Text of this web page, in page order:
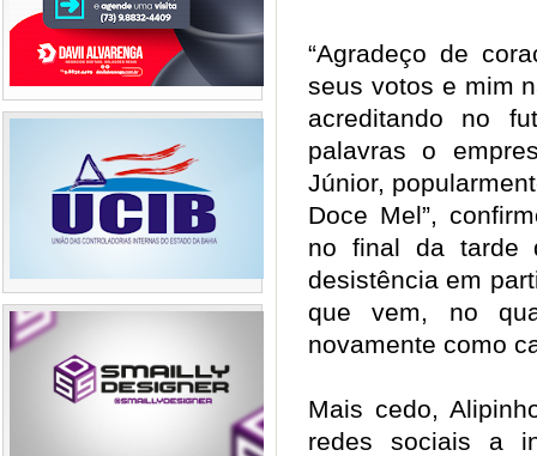
“Agradeço de
seus votos e mim
acreditando no
palavras o
Júnior,
Doce Mel”,
no final da tarde
desistência em
que vem, no
novamente como
Mais cedo,
redes sociais a